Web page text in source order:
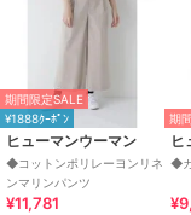
期間限定SALE
¥1888ｸｰﾎﾟﾝ
ヒューマンウーマン
◆コットンポリレーヨンリネ
ンマリンパンツ
¥11,781
期
ヒ
◆